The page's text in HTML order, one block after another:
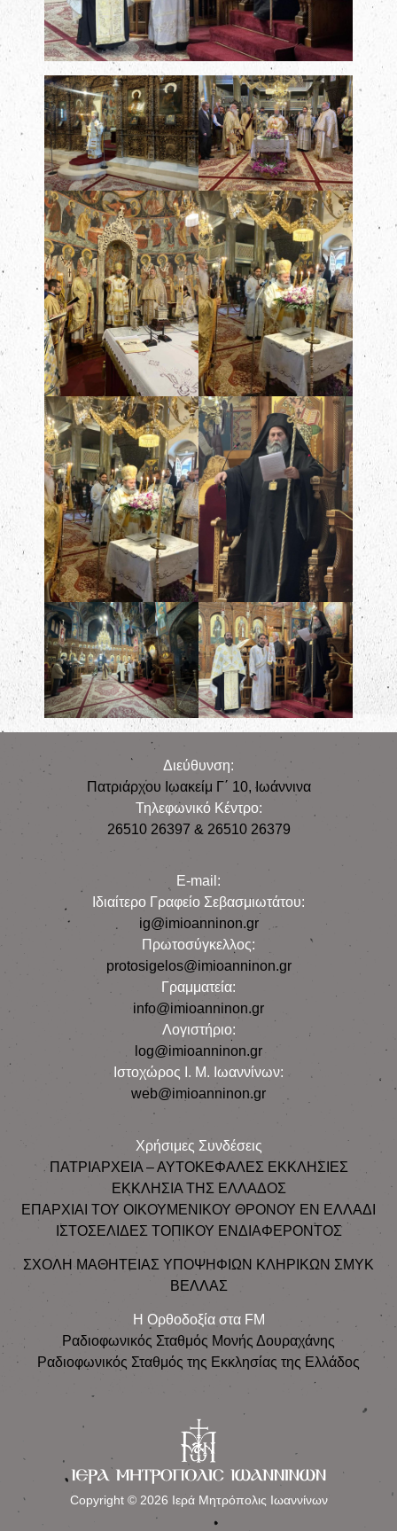
Διεύθυνση:
Πατριάρχου Ιωακείμ Γ΄ 10, Iωάννινα
Τηλεφωνικό Κέντρο:
26510 26397 & 26510 26379
E-mail:
Iδιαίτερο Γραφείο Σεβασμιωτάτου:
ig@imioanninon.gr
Πρωτοσύγκελλος:
protosigelos@imioanninon.gr
Γραμματεία:
info@imioanninon.gr
Λογιστήριο:
log@imioanninon.gr
Ιστοχώρος Ι. Μ. Ιωαννίνων:
web@imioanninon.gr
Χρήσιμες Συνδέσεις
ΠΑΤΡΙΑΡΧΕΙΑ – ΑΥΤΟΚΕΦΑΛΕΣ ΕΚΚΛΗΣΙΕΣ
ΕΚΚΛΗΣΙΑ ΤΗΣ ΕΛΛΑΔΟΣ
ΕΠΑΡΧΙΑΙ ΤΟΥ ΟΙΚΟΥΜΕΝΙΚΟΥ ΘΡΟΝΟΥ ΕΝ ΕΛΛΑΔΙ
ΙΣΤΟΣΕΛΙΔΕΣ ΤΟΠΙΚΟΥ ΕΝΔΙΑΦΕΡΟΝΤΟΣ
ΣΧΟΛΗ ΜΑΘΗΤΕΙΑΣ ΥΠΟΨΗΦΙΩΝ ΚΛΗΡΙΚΩΝ ΣΜΥΚ
ΒΕΛΛΑΣ
Η Ορθοδοξία στα FM
Ραδιοφωνικός Σταθμός Μονής Δουραχάνης
Ραδιοφωνικός Σταθμός της Εκκλησίας της Ελλάδος
Copyright © 2026 Ιερά Μητρόπολις Ιωαννίνων